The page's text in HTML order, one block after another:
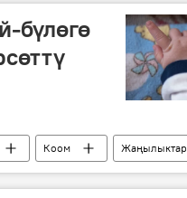
бүлөгө
Коом
Жаңылыктар